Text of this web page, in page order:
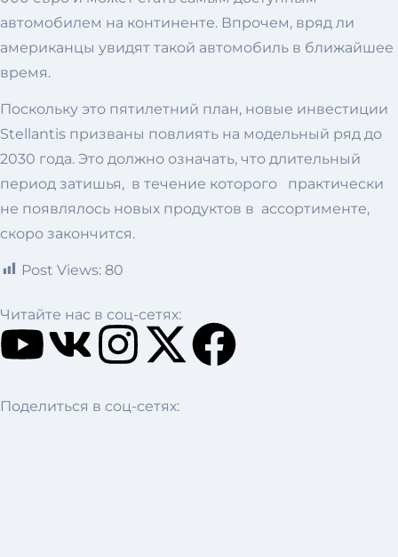
автомобилем на континенте. Впрочем, вряд ли
американцы увидят такой автомобиль в ближайшее
время.
Поскольку это пятилетний план, новые инвестиции
Stellantis призваны повлиять на модельный ряд до
2030 года. Это должно означать, что длительный
период затишья, в течение которого практически
не появлялось новых продуктов в ассортименте,
скоро закончится.
Post Views: 80
Читайте нас в соц-сетях:
Поделиться в соц-сетях: